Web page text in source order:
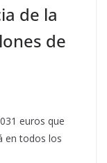
de la
de
euros que
en todos los